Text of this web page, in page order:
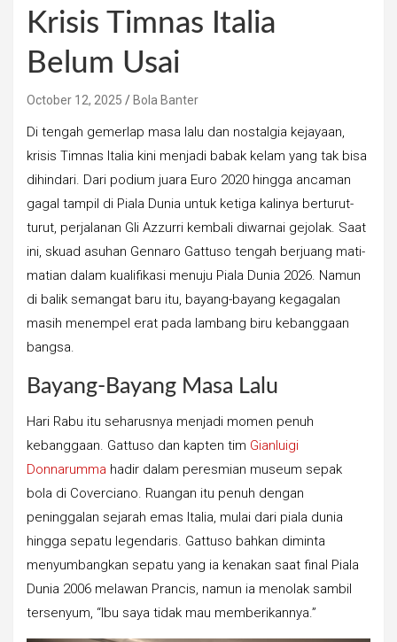
Krisis Timnas Italia
Belum Usai
October 12, 2025 Bola Banter
Di tengah gemerlap masa lalu dan nostalgia kejayaan,
krisis Timnas Italia kini menjadi babak kelam yang tak bisa
dihindari. Dari podium juara Euro 2020 hingga ancaman
gagal tampil di Piala Dunia untuk ketiga kalinya berturut-
turut, perjalanan Gli Azzurri kembali diwarnai gejolak. Saat
ini, skuad asuhan Gennaro Gattuso tengah berjuang mati-
matian dalam kualifikasi menuju Piala Dunia 2026. Namun
di balik semangat baru itu, bayang-bayang kegagalan
masih menempel erat pada lambang biru kebanggaan
bangsa.
Bayang-Bayang Masa Lalu
Hari Rabu itu seharusnya menjadi momen penuh
kebanggaan. Gattuso dan kapten tim Gianluigi
Donnarumma hadir dalam peresmian museum sepak
bola di Coverciano. Ruangan itu penuh dengan
peninggalan sejarah emas Italia, mulai dari piala dunia
hingga sepatu legendaris. Gattuso bahkan diminta
menyumbangkan sepatu yang ia kenakan saat final Piala
Dunia 2006 melawan Prancis, namun ia menolak sambil
tersenyum, “Ibu saya tidak mau memberikannya.”